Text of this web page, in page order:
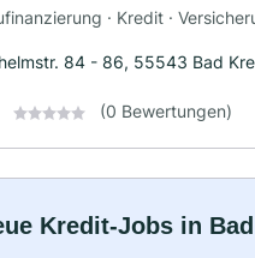
· Kredit ·
84 - 86, 55543 Bad
(0 Bewertungen)
Kredit-Jobs in